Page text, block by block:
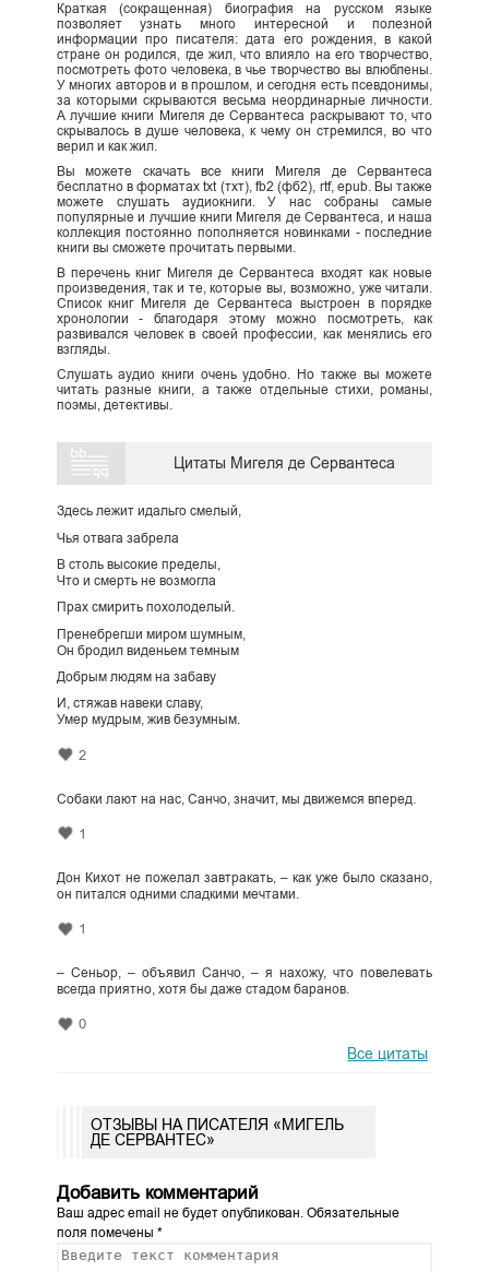
Краткая (сокращенная) биография на русском языке
позволяет узнать много интересной и полезной
информации про писателя: дата его рождения, в какой
стране он родился, где жил, что влияло на его творчество,
посмотреть фото человека, в чье творчество вы влюблены.
У многих авторов и в прошлом, и сегодня есть псевдонимы,
за которыми скрываются весьма неординарные личности.
А лучшие книги Мигеля де Сервантеса раскрывают то, что
скрывалось в душе человека, к чему он стремился, во что
верил и как жил.
Вы можете скачать все книги Мигеля де Сервантеса
бесплатно в форматах txt (тхт), fb2 (фб2), rtf, epub. Вы также
можете слушать аудиокниги. У нас собраны самые
популярные и лучшие книги Мигеля де Сервантеса, и наша
коллекция постоянно пополняется новинками - последние
книги вы сможете прочитать первыми.
В перечень книг Мигеля де Сервантеса входят как новые
произведения, так и те, которые вы, возможно, уже читали.
Список книг Мигеля де Сервантеса выстроен в порядке
хронологии - благодаря этому можно посмотреть, как
развивался человек в своей профессии, как менялись его
взгляды.
Слушать аудио книги очень удобно. Но также вы можете
читать разные книги, а также отдельные стихи, романы,
поэмы, детективы.
Цитаты Мигеля де Сервантеса
Здесь лежит идальго смелый,
Чья отвага забрела
В столь высокие пределы,
Что и смерть не возмогла
Прах смирить похолоделый.
Пренебрегши миром шумным,
Он бродил виденьем темным
Добрым людям на забаву
И, стяжав навеки славу,
Умер мудрым, жив безумным.
2
Собаки лают на нас, Санчо, значит, мы движемся вперед.
1
Дон Кихот не пожелал завтракать, – как уже было сказано,
он питался одними сладкими мечтами.
1
– Сеньор, – объявил Санчо, – я нахожу, что повелевать
всегда приятно, хотя бы даже стадом баранов.
0
Все цитаты
ОТЗЫВЫ НА ПИСАТЕЛЯ «МИГЕЛЬ
ДЕ СЕРВАНТЕС»
Добавить комментарий
Ваш адрес email не будет опубликован.Обязательные
поля помечены *